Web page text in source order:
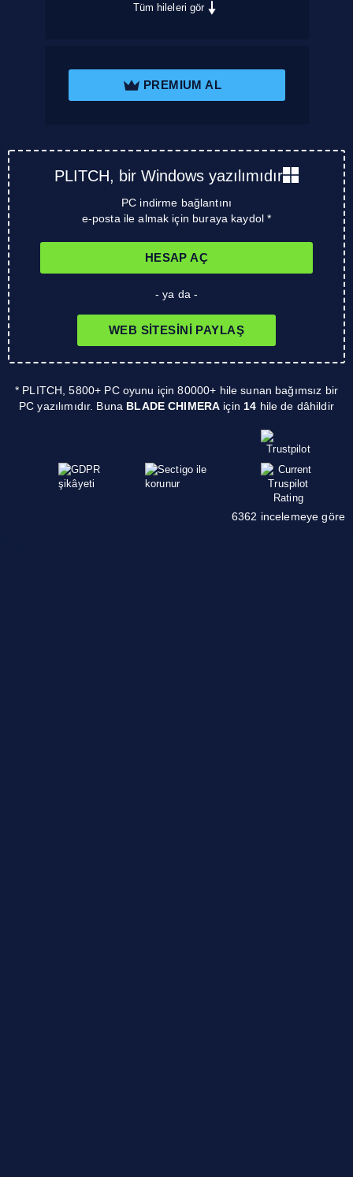
Tüm hileleri gör
PREMIUM AL
PLITCH, bir Windows yazılımıdır
PC indirme bağlantını
e-posta ile almak için buraya kaydol *
HESAP AÇ
- ya da -
WEB SITESINI PAYLAŞ
* PLITCH, 5800+ PC oyunu için 80000+ hile sunan bağımsız bir
PC yazılımıdır. Buna BLADE CHIMERA için 14 hile de dâhildir
6362 incelemeye göre